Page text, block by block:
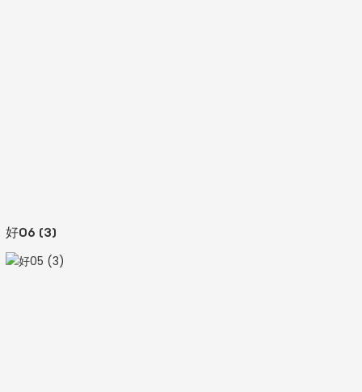
好06 (3)